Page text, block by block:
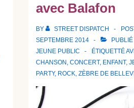
avec Balafon
BY STREET DISPATCH
SEPTEMBRE 2014
JEUNE PUBLIC
ÉTIQUETTÉ
CHANSON , CONCERT, ENFANT,
PARTY, ROCK, ZÈBRE DE